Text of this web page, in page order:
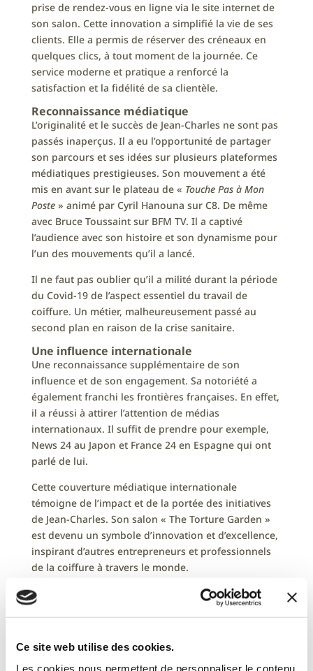
Ce site web utilise des cookies.
Les cookies nous permettent de personnaliser le contenu
prise de rendez-vous en ligne via le site internet de
son salon. Cette innovation a simplifié la vie de ses
clients. Elle a permis de réserver des créneaux en
quelques clics, à tout moment de la journée. Ce
service moderne et pratique a renforcé la
satisfaction et la fidélité de sa clientèle.
Reconnaissance médiatique
L’originalité et le succès de Jean-Charles ne sont pas
passés inaperçus. Il a eu l’opportunité de partager
son parcours et ses idées sur plusieurs plateformes
médiatiques prestigieuses. Son mouvement a été
mis en avant sur le plateau de « Touche Pas à Mon
Poste» animé par Cyril Hanouna sur C8. De même
avec Bruce Toussaint sur BFM TV. Il a captivé
l’audience avec son histoire et son dynamisme pour
l’un des mouvements qu’il a lancé.
Il ne faut pas oublier qu’il a milité durant la période
du Covid-19 de l’aspect essentiel du travail de
coiffure. Un métier, malheureusement passé au
second plan en raison de la crise sanitaire.
Une influence internationale
Une reconnaissance supplémentaire de son
influence et de son engagement. Sa notoriété a
également franchi les frontières françaises. En effet,
il a réussi à attirer l’attention de médias
internationaux. Il suffit de prendre pour exemple,
News 24 au Japon et France 24 en Espagne qui ont
parlé de lui.
Cette couverture médiatique internationale
témoigne de l’impact et de la portée des initiatives
de Jean-Charles. Son salon « The Torture Garden »
est devenu un symbole d’innovation et d’excellence,
inspirant d’autres entrepreneurs et professionnels
de la coiffure à travers le monde.